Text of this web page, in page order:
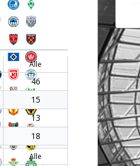
Alle
46
15
13
18
Alle